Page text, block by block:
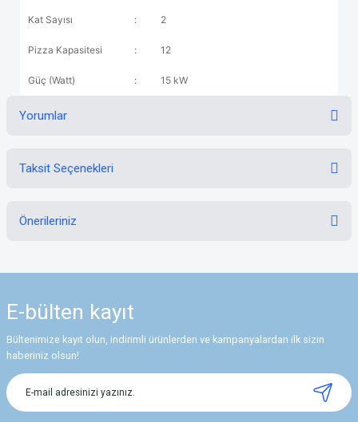
Kat Sayısı : 2
Pizza Kapasitesi : 12
Güç (Watt) : 15 kW
Yorumlar
Taksit Seçenekleri
Önerileriniz
Görüş ve önerileriniz için teşekkür ederiz.
Ürün resmi kalitesiz, bozuk veya görüntülenemiyor.
Ürün açıklamasında eksik bilgiler bulunuyor.
Ürün bilgilerinde hatalar bulunuyor.
E-bülten kayıt
Bültenimize kayıt olun, indirimli ürünlerden ve kampanyalardan ilk sizin
haberiniz olsun!